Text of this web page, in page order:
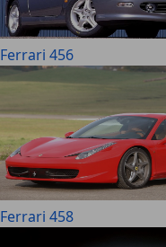
Ferrari 456
Ferrari 458